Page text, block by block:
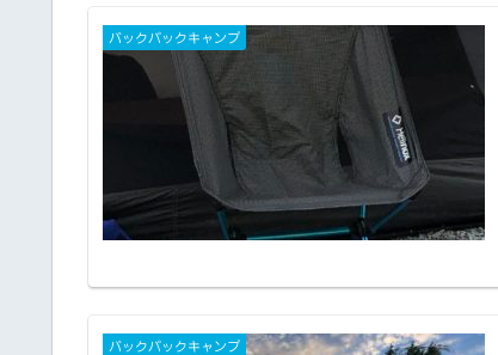
バックパックキャンプ
バックパックキャンプ